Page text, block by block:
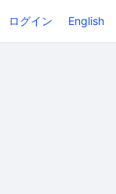
ログイン English